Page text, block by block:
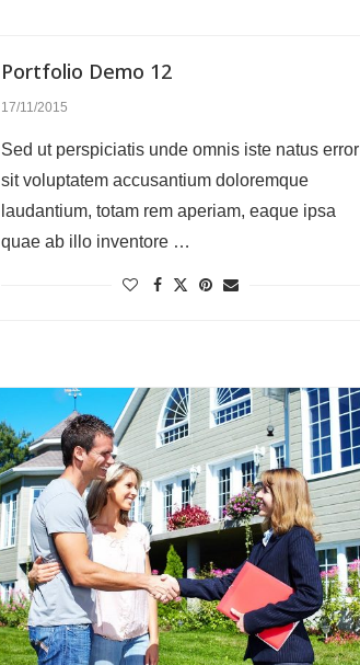
Portfolio Demo 12
17/11/2015
Sed ut perspiciatis unde omnis iste natus error
sit voluptatem accusantium doloremque
laudantium, totam rem aperiam, eaque ipsa
quae ab illo inventore …